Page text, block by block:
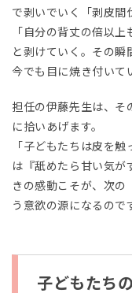
で剥いでいく「剥皮間
「自分の背丈の倍以
と剥けていく。その瞬
今でも目に焼き付いて
担任の伊藤先生は、そ
に拾いあげます。
「子どもたちは皮を
は『舐めたら甘い気が
きの感動こそが、次の
う意欲の源になるので
子どもたち